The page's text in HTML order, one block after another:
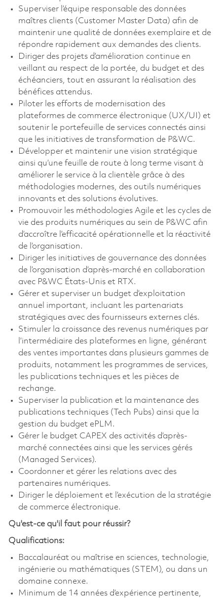
Superviser l’équipe responsable des données
maîtres clients (Customer Master Data) afin de
maintenir une qualité de données exemplaire et de
répondre rapidement aux demandes des clients.
Diriger des projets d’amélioration continue en
veillant au respect de la portée, du budget et des
échéanciers, tout en assurant la réalisation des
bénéfices attendus.
Piloter les efforts de modernisation des
plateformes de commerce électronique (UX/UI) et
soutenir le portefeuille de services connectés ainsi
que les initiatives de transformation de P&WC.
Développer et maintenir une vision stratégique
ainsi qu’une feuille de route à long terme visant à
améliorer le service à la clientèle grâce à des
méthodologies modernes, des outils numériques
innovants et des solutions évolutives.
Promouvoir les méthodologies Agile et les cycles de
vie des produits numériques au sein de P&WC afin
d’accroître l’efficacité opérationnelle et la réactivité
de l’organisation.
Diriger les initiatives de gouvernance des données
de l’organisation d’après-marché en collaboration
avec P&WC États-Unis et RTX.
Gérer et superviser un budget d’exploitation
annuel important, incluant les partenariats
stratégiques avec des fournisseurs externes clés.
Stimuler la croissance des revenus numériques par
l’intermédiaire des plateformes en ligne, générant
des ventes importantes dans plusieurs gammes de
produits, notamment les programmes de services,
les publications techniques et les pièces de
rechange.
Superviser la publication et la maintenance des
publications techniques (Tech Pubs) ainsi que la
gestion du budget ePLM.
Gérer le budget CAPEX des activités d’après-
marché connectées ainsi que les services gérés
(Managed Services).
Coordonner et gérer les relations avec des
partenaires numériques.
Diriger le déploiement et l’exécution de la stratégie
de commerce électronique.
Qu'est-ce qu'il faut pour réussir?
Qualifications:
Baccalauréat ou maîtrise en sciences, technologie,
ingénierie ou mathématiques (STEM), ou dans un
domaine connexe.
Minimum de 14 années d’expérience pertinente,